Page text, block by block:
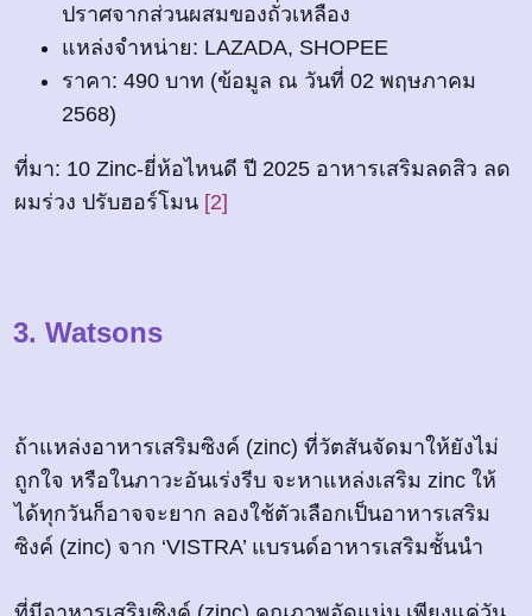
ปราศจากส่วนผสมของถั่วเหลือง
แหล่งจำหน่าย: LAZADA, SHOPEE
ราคา: 490 บาท (ข้อมูล ณ วันที่ 02 พฤษภาคม
2568)
ที่มา: 10 Zinc-ยี่ห้อไหนดี ปี 2025 อาหารเสริมลดสิว ลด
ผมร่วง ปรับฮอร์โมน [2]
3. Watsons
ถ้าแหล่งอาหารเสริมซิงค์ (zinc) ที่วัตสันจัดมาให้ยังไม่
ถูกใจ หรือในภาวะอันเร่งรีบ จะหาแหล่งเสริม zinc ให้
ได้ทุกวันก็อาจจะยาก ลองใช้ตัวเลือกเป็นอาหารเสริม
ซิงค์ (zinc) จาก ‘VISTRA’ แบรนด์อาหารเสริมชั้นนำ